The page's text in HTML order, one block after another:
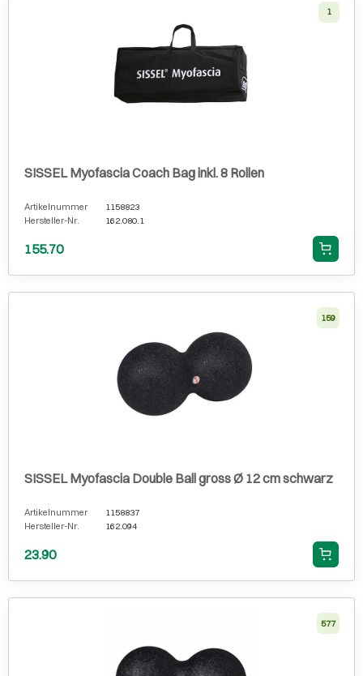
1
SISSEL Myofascia Coach Bag inkl. 8 Rollen
Artikelnummer
1158823
Hersteller-Nr.
162.080.1
155.70
159
SISSEL Myofascia Double Ball gross Ø 12 cm schwarz
Artikelnummer
1158837
Hersteller-Nr.
162.094
23.90
577